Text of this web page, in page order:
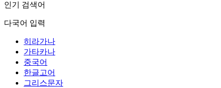
인기 검색어
다국어 입력
히라가나
가타카나
중국어
한글고어
그리스문자